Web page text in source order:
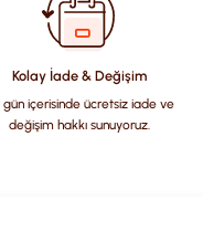
Kolay İade & Değişim
gün içerisinde ücretsiz iade ve
değişim hakkı sunuyoruz.